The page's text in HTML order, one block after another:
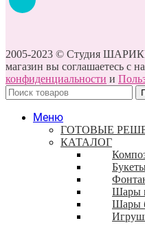
2005-2023 © Студия
магазин вы соглашаетесь с
конфиденциальности и
Меню
ГОТОВЫЕ
КАТАЛОГ
Шары
Шары